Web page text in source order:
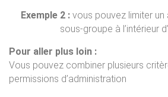
Exemple 2 : vous pouvez limiter un
sous-groupe à l’intérieur
Pour aller plus loin :
Vous pouvez combiner plusieurs
permissions d’administration